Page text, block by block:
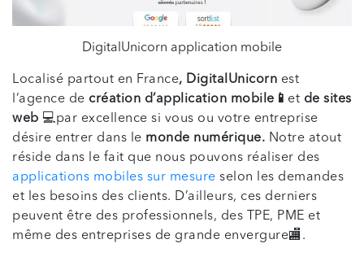
DigitalUnicorn application mobile
Localisé partout en France, DigitalUnicorn est
l’agence de création d’application mobile📱 et de sites
web 💻par excellence si vous ou votre entreprise
désire entrer dans le monde numérique. Notre atout
réside dans le fait que nous pouvons réaliser des
applications mobiles sur mesure selon les demandes
et les besoins des clients. D’ailleurs, ces derniers
peuvent être des professionnels, des TPE, PME et
même des entreprises de grande envergure🏬.